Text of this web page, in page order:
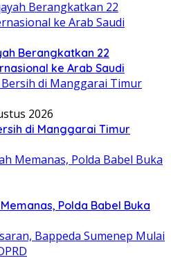
Berangkatkan 22
ke Arab Saudi
2026
di Manggarai Timur
Polda Babel Buka